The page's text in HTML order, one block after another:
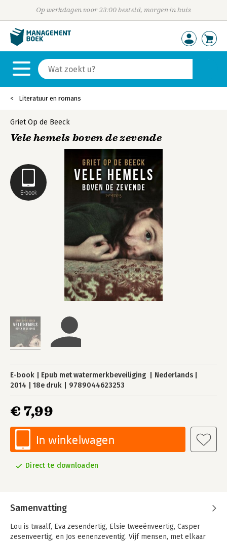
Op werkdagen voor 23:00 besteld, morgen in huis
Literatuur en romans
E-book
Griet Op de Beeck
Vele hemels boven de zevende
E-book Epub met watermerkbeveiliging
Nederlands
2014
18e druk 9789044623253
€ 7,99
In winkelwagen
Direct te downloaden
Samenvatting
Lou is twaalf, Eva zesendertig, Elsie tweeënveertig, Casper
zesenveertig, en Jos eenenzeventig. Vijf mensen, met elkaar